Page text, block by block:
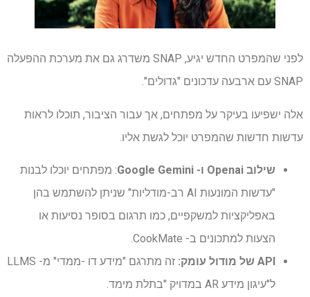
לפני שהמפרט החדש יגיע, SNAP משדרג גם את מערכת ההפעלה
SNAP עם ארבעה עדכונים "גדולים".
אלה ישפיעו בעיקר על מפתחים, אך עבור הציבור, תוכלו לראות
עדשות חדשות שהמפרט יוכל לגשת אליו.
שילוב Openai ו- Google Gemini
: מפתחים יוכלו לבנות
"עדשות המונעות AI רב-מודליות" שניתן להשתמש בהן
באפליקציות למשקפיים, כמו תרגום בסופר נסיעות או
הצעות למתכונים ב- CookMate.
API של מודול עומק:
זה מתרגם "מידע דו -ממדי" מ- LLMS
ל"עיגון מידע AR במדויק "בתלת מימד.